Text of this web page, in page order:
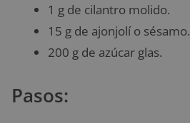
1 g de cilantro molido.
15 g de ajonjolí o sésamo.
200 g de azúcar glas.
Pasos: